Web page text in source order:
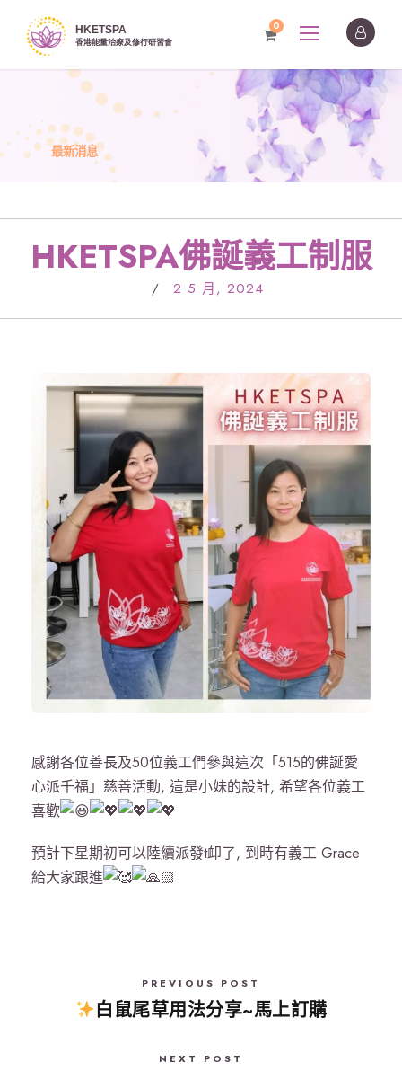
0
最新消息
HKETSPA佛誕義工制服
/ 2 5 月, 2024
感謝各位善長及50位義工們參與這次「515的佛誕愛
心派千福」慈善活動, 這是小妹的設計, 希望各位義工
喜歡
預計下星期初可以陸續派發t卹了, 到時有義工 Grace
給大家跟進
PREVIOUS POST
白鼠尾草用法分享~馬上訂購
NEXT POST